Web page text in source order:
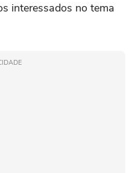
interessados no tema